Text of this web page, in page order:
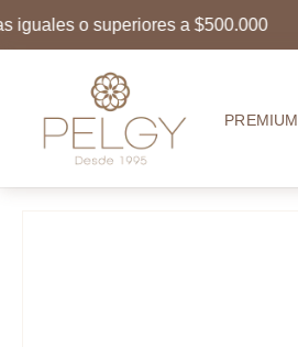
o superiores a $500.000
PREMIUM